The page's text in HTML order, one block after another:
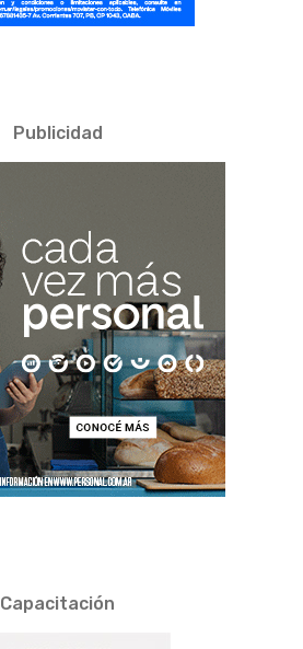
Publicidad
Capacitación